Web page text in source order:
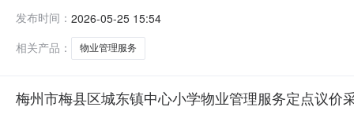
发布时间： 2026-05-25 15:54
相关产品：
物业管理服务
梅州市梅县区城东镇中心小学物业管理服务定点议价